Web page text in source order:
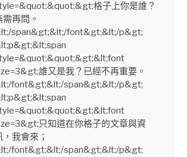
格子上你是誰？
需再問。
span&gt;&lt;/font&gt;&lt;/p&gt;
誰又是我？已經不再重要。
font&gt;&lt;/span&gt;&lt;/p&gt;
只知道在你格子的文章與資
，我會來；
font&gt;&lt;/span&gt;&lt;/p&gt;